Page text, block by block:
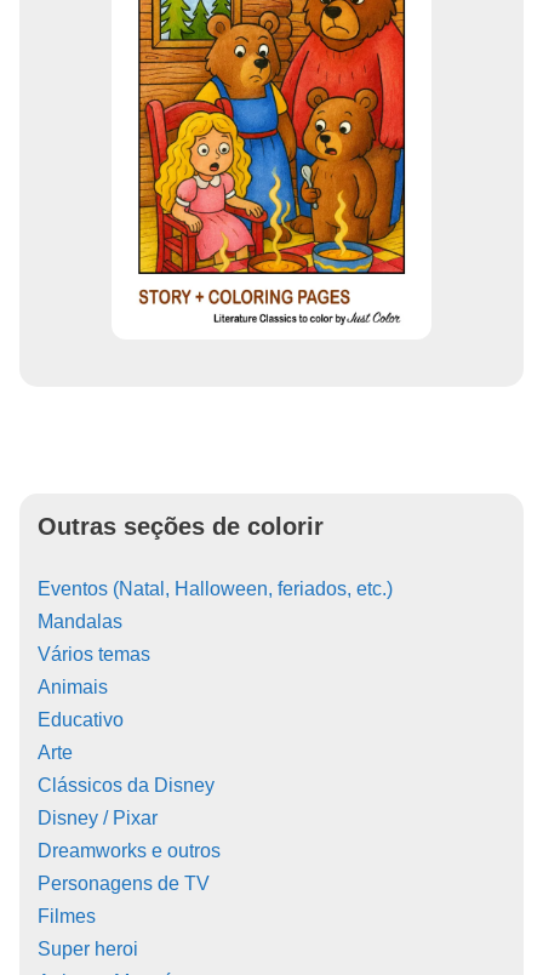
Outras seções de colorir
Eventos (Natal, Halloween, feriados, etc.)
Mandalas
Vários temas
Animais
Educativo
Arte
Clássicos da Disney
Disney / Pixar
Dreamworks e outros
Personagens de TV
Filmes
Super heroi